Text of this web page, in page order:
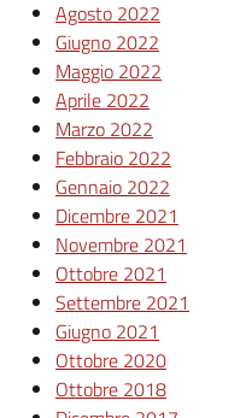
Agosto 2022
Giugno 2022
Maggio 2022
Aprile 2022
Marzo 2022
Febbraio 2022
Gennaio 2022
Dicembre 2021
Novembre 2021
Ottobre 2021
Settembre 2021
Giugno 2021
Ottobre 2020
Ottobre 2018